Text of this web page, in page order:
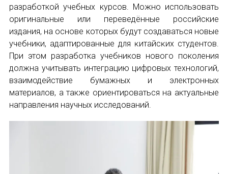
разработкой учебных курсов. Можно использовать
оригинальные или переведённые российские
издания, на основе которых будут создаваться новые
учебники, адаптированные для ĸитайсĸих студентов.
При этом разработка учебников нового поколения
должна учитывать интеграцию цифровых технологий,
взаимодействие бумажных и электронных
материалов, а также ориентироваться на актуальные
направления научных исследований.